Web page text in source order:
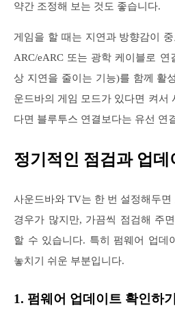
약간 조정해 보는 것도 좋습니다.
게임을 할 때는 지연과 방향감이
ARC/eARC 또는 광학 케이블로 연
상 지연을 줄이는 기능)를 함께 활
운드바의 게임 모드가 있다면 켜서
다면 블루투스 연결보다는 유선 연
정기적인 점검과 업데
사운드바와 TV는 한 번 설정해두
경우가 많지만, 가끔씩 점검해 주
할 수 있습니다. 특히 펌웨어 업데
놓치기 쉬운 부분입니다.
1. 펌웨어 업데이트 확인하기